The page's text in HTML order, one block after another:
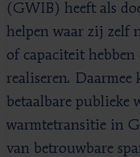
(GWIB) heeft als
helpen waar zij zelf
of capaciteit
realiseren.
betaalbare publieke
warmtetransitie in
van betrouwbare